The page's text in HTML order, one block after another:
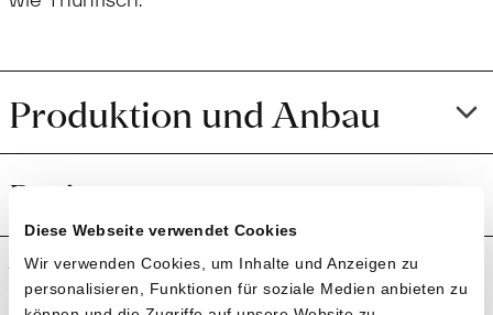
Diese Webseite verwendet Cookies
Wir verwenden Cookies, um Inhalte und Anzeigen zu
personalisieren, Funktionen für soziale Medien anbieten zu
Produktion und Anbau
Preistransparenz
Weitere Informationen